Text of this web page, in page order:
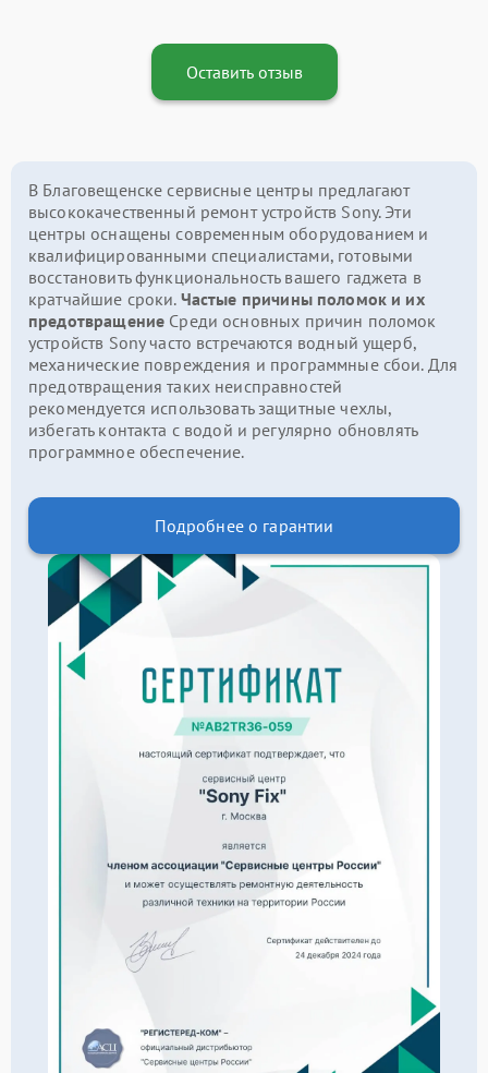
Оставить отзыв
В Благовещенске сервисные центры предлагают
высококачественный ремонт устройств Sony. Эти
центры оснащены современным оборудованием и
квалифицированными специалистами, готовыми
восстановить функциональность вашего гаджета в
кратчайшие сроки. Частые причины поломок и их
предотвращение Среди основных причин поломок
устройств Sony часто встречаются водный ущерб,
механические повреждения и программные сбои. Для
предотвращения таких неисправностей
рекомендуется использовать защитные чехлы,
избегать контакта с водой и регулярно обновлять
программное обеспечение.
Подробнее о гарантии